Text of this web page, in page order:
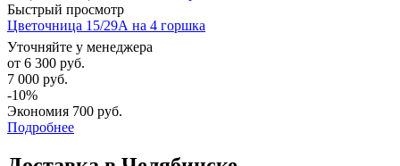
Быстрый просмотр
Цветочница 15/29А на 4 горшка
Уточняйте у менеджера
от 6 300 руб.
7 000 руб.
-10%
Экономия 700 руб.
Подробнее